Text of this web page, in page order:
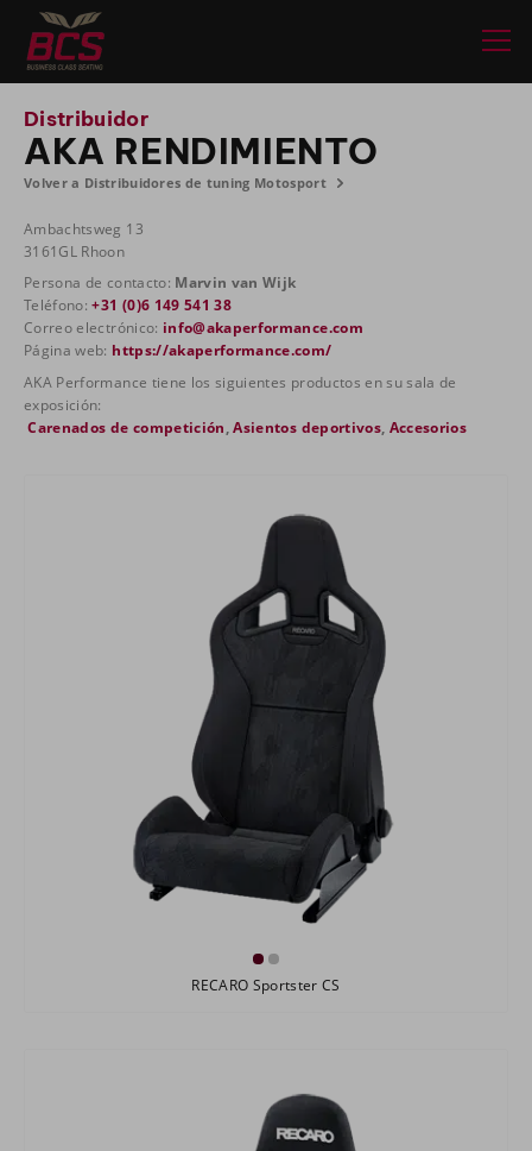
Distribuidor
AKA RENDIMIENTO
Volver a Distribuidores de tuning Motosport
Ambachtsweg 13
3161GL Rhoon
Persona de contacto: Marvin van Wijk
Teléfono:+31 (0)6 149 541 38
Correo electrónico: info@akaperformance.com
Página web: https://akaperformance.com/
AKA Performance tiene los siguientes productos en su sala de
exposición:
Carenados de competición ,Asientos deportivos, Accesorios
RECARO Sportster CS